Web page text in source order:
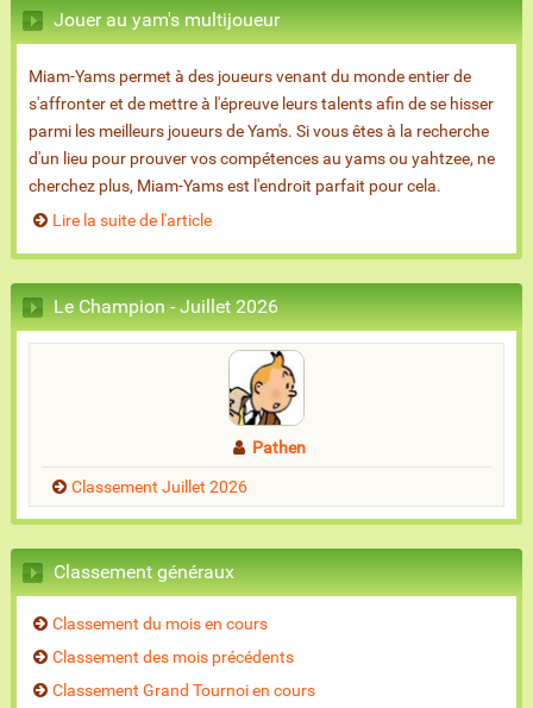
Jouer au yam's multijoueur
Miam-Yams permet à des joueurs venant du monde entier de
s'affronter et de mettre à l'épreuve leurs talents afin de se hisser
parmi les meilleurs joueurs de Yam's. Si vous êtes à la recherche
d'un lieu pour prouver vos compétences au yams ou yahtzee, ne
cherchez plus, Miam-Yams est l'endroit parfait pour cela.
Lire la suite de l'article
Le Champion - Juillet 2026
Pathen
Classement Juillet 2026
Classement généraux
Classement du mois en cours
Classement des mois précédents
Classement Grand Tournoi en cours